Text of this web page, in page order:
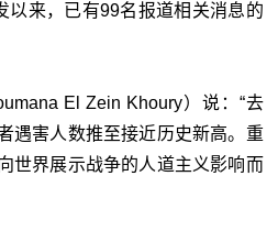
以来，已有99名报道相关消息的
El Zein Khoury）说：“去
遇害人数推至接近历史新高。重
世界展示战争的人道主义影响而